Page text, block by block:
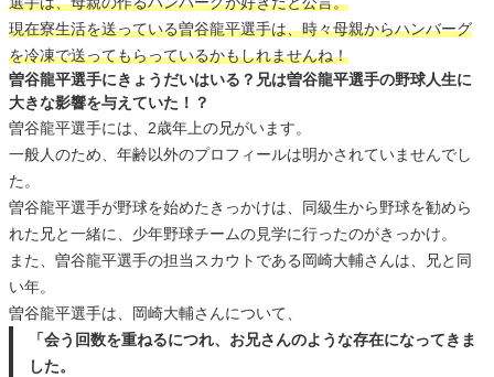
現在寮生活を送っている曽谷龍平選手は、時々母親からハンバーグ
を冷凍で送ってもらっているかもしれませんね！
曽谷龍平選手にきょうだいはいる？兄は曽谷龍平選手の野球人生に
大きな影響を与えていた！？
曽谷龍平選手には、2歳年上の兄がいます。
一般人のため、年齢以外のプロフィールは明かされていませんでし
た。
曽谷龍平選手が野球を始めたきっかけは、同級生から野球を勧めら
れた兄と一緒に、少年野球チームの見学に行ったのがきっかけ。
また、曽谷龍平選手の担当スカウトである岡崎大輔さんは、兄と同
い年。
曽谷龍平選手は、岡崎大輔さんについて、
「会う回数を重ねるにつれ、お兄さんのような存在になってきま
した。